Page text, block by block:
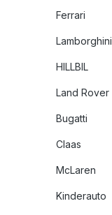
Ferrari
Lamborghini
HILLBIL
Land Rover
Bugatti
Claas
McLaren
Kinderauto